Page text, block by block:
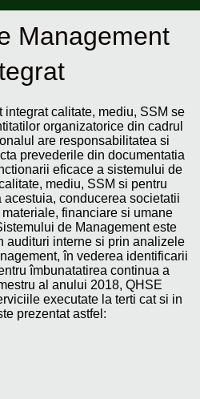
Management
calitate, mediu, SSM se
organizatorice din cadrul
are responsabilitatea si
prevederile din documentatia
eficace a sistemului de
mediu, SSM si pentru
conducerea societatii
financiare si umane
de Management este
audituri interne si prin analizele
în vederea identificarii
îmbunatatirea continua a
al anului 2018, QHSE
executate la terti cat si in
prezentat astfel: